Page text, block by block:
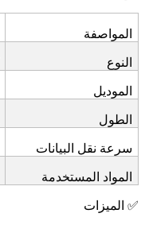
المواصفة
النوع
الموديل
الطول
سرعة نقل البيانات
المواد المستخدمة
✅ الميزات